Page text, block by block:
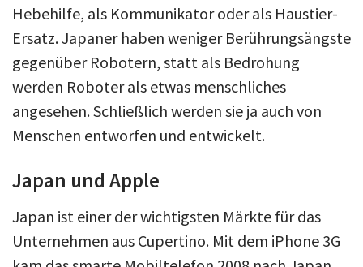
Hebehilfe, als Kommunikator oder als Haustier-
Ersatz. Japaner haben weniger Berührungsängste
gegenüber Robotern, statt als Bedrohung
werden Roboter als etwas menschliches
angesehen. Schließlich werden sie ja auch von
Menschen entworfen und entwickelt.
Japan und Apple
Japan ist einer der wichtigsten Märkte für das
Unternehmen aus Cupertino. Mit dem iPhone 3G